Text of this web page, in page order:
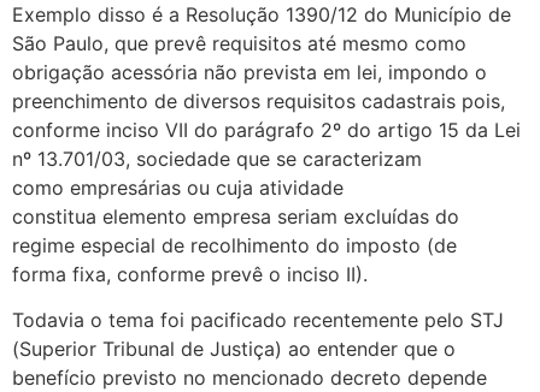
Exemplo disso é a Resolução 1390/12 do Município de
São Paulo, que prevê requisitos até mesmo como
obrigação acessória não prevista em lei, impondo o
preenchimento de diversos requisitos cadastrais pois,
conforme inciso VII do parágrafo 2º do artigo 15 da Lei
nº 13.701/03, sociedade que se caracterizam
como empresárias ou cuja atividade
constitua elemento empresa seriam excluídas do
regime especial de recolhimento do imposto (de
forma fixa, conforme prevê o inciso II).
Todavia o tema foi pacificado recentemente pelo STJ
(Superior Tribunal de Justiça) ao entender que o
benefício previsto no mencionado decreto depende